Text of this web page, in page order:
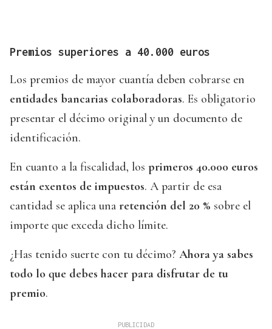
Premios superiores a 40.000 euros
Los premios de mayor cuantía deben cobrarse en
entidades bancarias colaboradoras. Es obligatorio
presentar el décimo original y un documento de
identificación.
En cuanto a la fiscalidad, los primeros 40.000 euros
están exentos de impuestos. A partir de esa
cantidad se aplica una retención del 20 % sobre el
importe que exceda dicho límite.
¿Has tenido suerte con tu décimo? Ahora ya sabes
todo lo que debes hacer para disfrutar de tu
premio.